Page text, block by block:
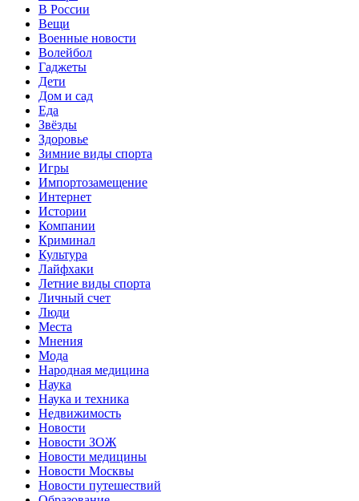
В России
Вещи
Военные новости
Волейбол
Гаджеты
Дети
Дом и сад
Еда
Звёзды
Здоровье
Зимние виды спорта
Игры
Импортозамещение
Интернет
Истории
Компании
Криминал
Культура
Лайфхаки
Летние виды спорта
Личный счет
Люди
Места
Мнения
Мода
Народная медицина
Наука
Наука и техника
Недвижимость
Новости
Новости ЗОЖ
Новости медицины
Новости Москвы
Новости путешествий